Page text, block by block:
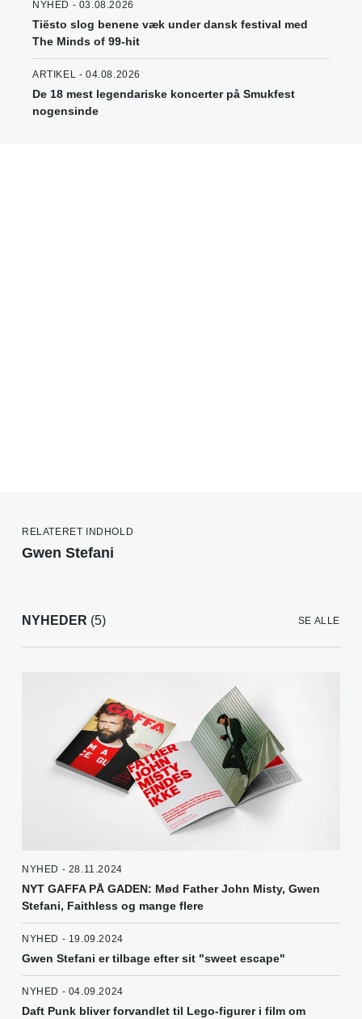
NYHED - 03.08.2026
Tiësto slog benene væk under dansk festival med
The Minds of 99-hit
ARTIKEL - 04.08.2026
De 18 mest legendariske koncerter på Smukfest
nogensinde
RELATERET INDHOLD
Gwen Stefani
NYHEDER (5) SE ALLE
NYHED - 28.11.2024
NYT GAFFA PÅ GADEN: Mød Father John Misty, Gwen
Stefani, Faithless og mange flere
NYHED - 19.09.2024
Gwen Stefani er tilbage efter sit "sweet escape"
NYHED - 04.09.2024
Daft Punk bliver forvandlet til Lego-figurer i film om